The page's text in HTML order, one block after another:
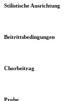
Stilistische Ausrichtung
Beitrittsbedingungen
Chorbeitrag
Probe